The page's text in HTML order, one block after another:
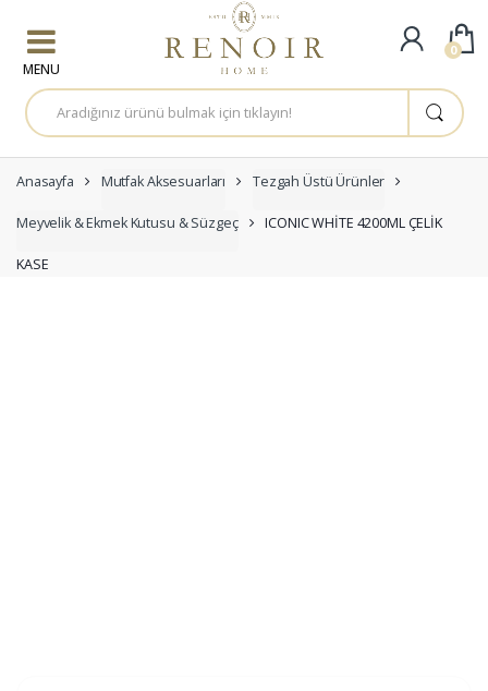
A
r
a
a
:
Anasayfa Mutfak Aksesuarları Tezgah Üstü Ürünler
Meyvelik & Ekmek Kutusu & Süzgeç ICONIC WHİTE 4200ML ÇELİK
KASE
0